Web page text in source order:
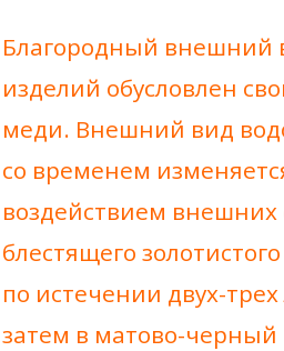
Благородный внешний
изделий обусловлен
меди. Внешний вид
со временем
воздействием внешних
блестящего
по истечении двух-
затем в матово-черный